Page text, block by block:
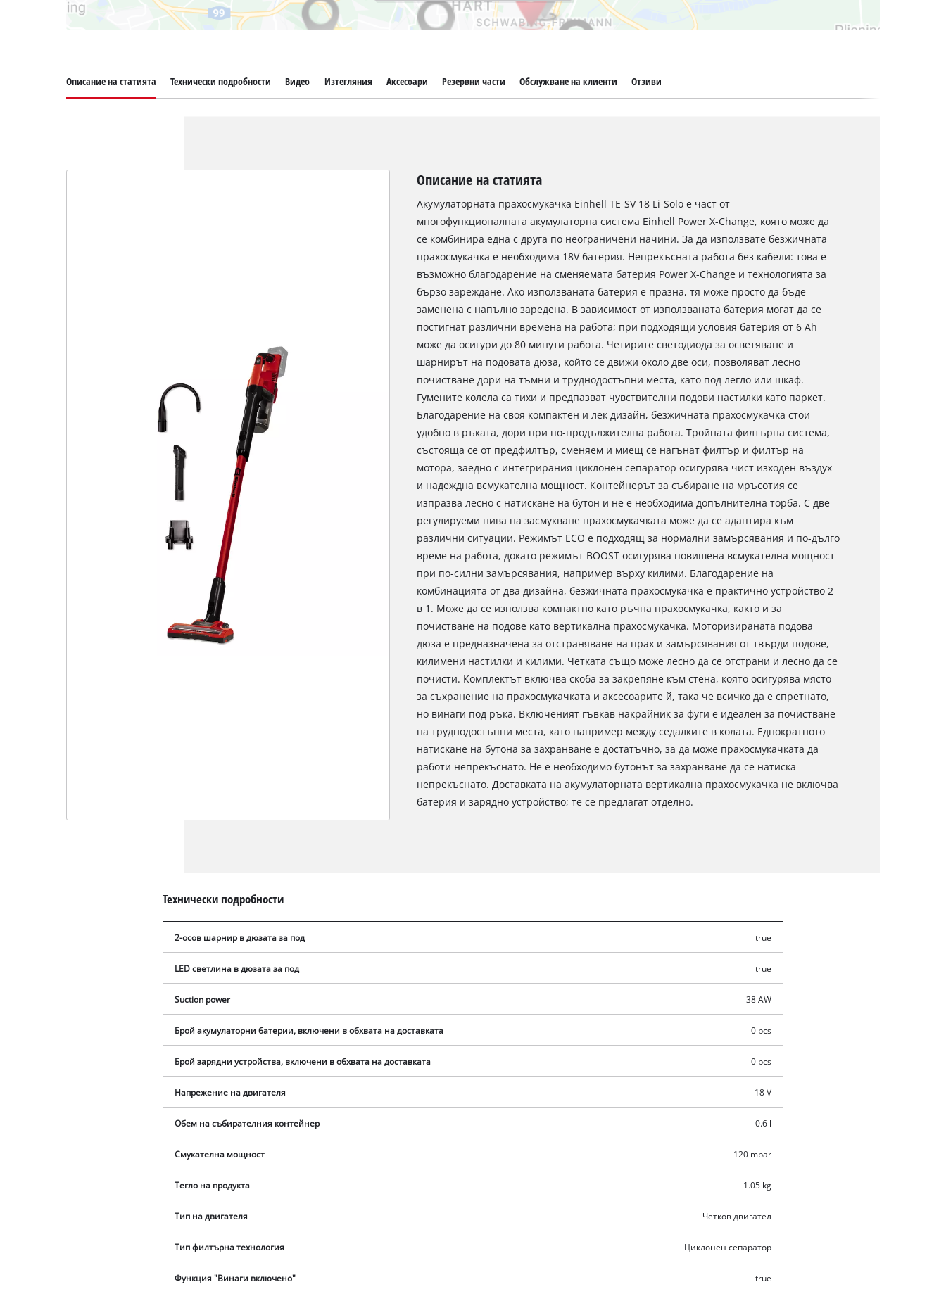
This content is not permitted to load due
visitor. The website owner needs to setup
to the list of technologies used.
Powered by
Описание на статията Технически подробности Видео Изтегляния Аксесоари Резервни части Обслужване на клиенти Отзиви
Описание на статията
Акумулаторната прахосмукачка Einhell TE-SV 18 Li-Solo е част от
многофункционалната акумулаторна система Einhell Power X-Change, която може да
се комбинира една с друга по неограничени начини. За да използвате безжичната
прахосмукачка е необходима 18V батерия. Непрекъсната работа без кабели: това е
възможно благодарение на сменяемата батерия Power X-Change и технологията за
бързо зареждане. Ако използваната батерия е празна, тя може просто да бъде
заменена с напълно заредена. В зависимост от използваната батерия могат да се
постигнат различни времена на работа; при подходящи условия батерия от 6 Ah
може да осигури до 80 минути работа. Четирите светодиода за осветяване и
шарнирът на подовата дюза, който се движи около две оси, позволяват лесно
почистване дори на тъмни и труднодостъпни места, като под легло или шкаф.
Гумените колела са тихи и предпазват чувствителни подови настилки като паркет.
Благодарение на своя компактен и лек дизайн, безжичната прахосмукачка стои
удобно в ръката, дори при по-продължителна работа. Тройната филтърна система,
състояща се от предфилтър, сменяем и миещ се нагънат филтър и филтър на
мотора, заедно с интегрирания циклонен сепаратор осигурява чист изходен въздух
и надеждна всмукателна мощност. Контейнерът за събиране на мръсотия се
изпразва лесно с натискане на бутон и не е необходима допълнителна торба. С две
регулируеми нива на засмукване прахосмукачката може да се адаптира към
различни ситуации. Режимът ECO е подходящ за нормални замърсявания и по-дълго
време на работа, докато режимът BOOST осигурява повишена всмукателна мощност
при по-силни замърсявания, например върху килими. Благодарение на
комбинацията от два дизайна, безжичната прахосмукачка е практично устройство 2
в 1. Може да се използва компактно като ръчна прахосмукачка, както и за
почистване на подове като вертикална прахосмукачка. Моторизираната подова
дюза е предназначена за отстраняване на прах и замърсявания от твърди подове,
килимени настилки и килими. Четката също може лесно да се отстрани и лесно да се
почисти. Комплектът включва скоба за закрепяне към стена, която осигурява място
за съхранение на прахосмукачката и аксесоарите й, така че всичко да е спретнато,
но винаги под ръка. Включеният гъвкав накрайник за фуги е идеален за почистване
на труднодостъпни места, като например между седалките в колата. Еднократното
натискане на бутона за захранване е достатъчно, за да може прахосмукачката да
работи непрекъснато. Не е необходимо бутонът за захранване да се натиска
непрекъснато. Доставката на акумулаторната вертикална прахосмукачка не включва
батерия и зарядно устройство; те се предлагат отделно.
Технически подробности
2-осов шарнир в дюзата за под true
LED светлина в дюзата за под true
Suction power 38 AW
Брой акумулаторни батерии, включени в обхвата на доставката 0 pcs
Брой зарядни устройства, включени в обхвата на доставката 0 pcs
Напрежение на двигателя 18 V
Обем на събирателния контейнер 0.6 l
Смукателна мощност 120 mbar
Тегло на продукта 1.05 kg
Тип на двигателя Четков двигател
Тип филтърна технология Циклонен сепаратор
Функция "Винаги включено" true